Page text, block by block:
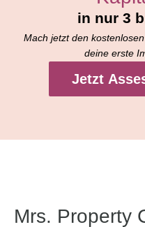
in nur 3
Mach jetzt den
deine erste
Jetzt
Mrs. Property